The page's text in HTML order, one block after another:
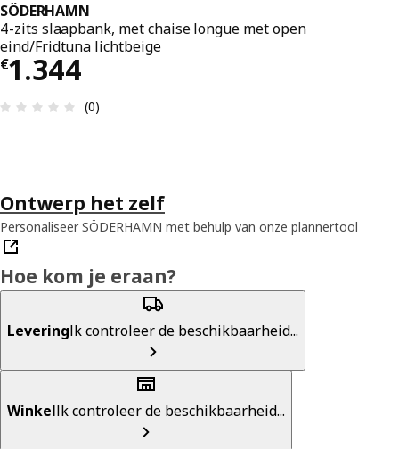
SÖDERHAMN
4-zits slaapbank, met chaise longue met open
eind/Fridtuna lichtbeige
€1.344
€ 1344
Beoordeling: 0 van 5 sterren. Totaal
(0)
Ontwerp het zelf
Personaliseer SÖDERHAMN met behulp van onze plannertool
Hoe kom je eraan?
LeveringIk controleer de beschikbaarheid...
WinkelIk controleer de beschikbaarheid...